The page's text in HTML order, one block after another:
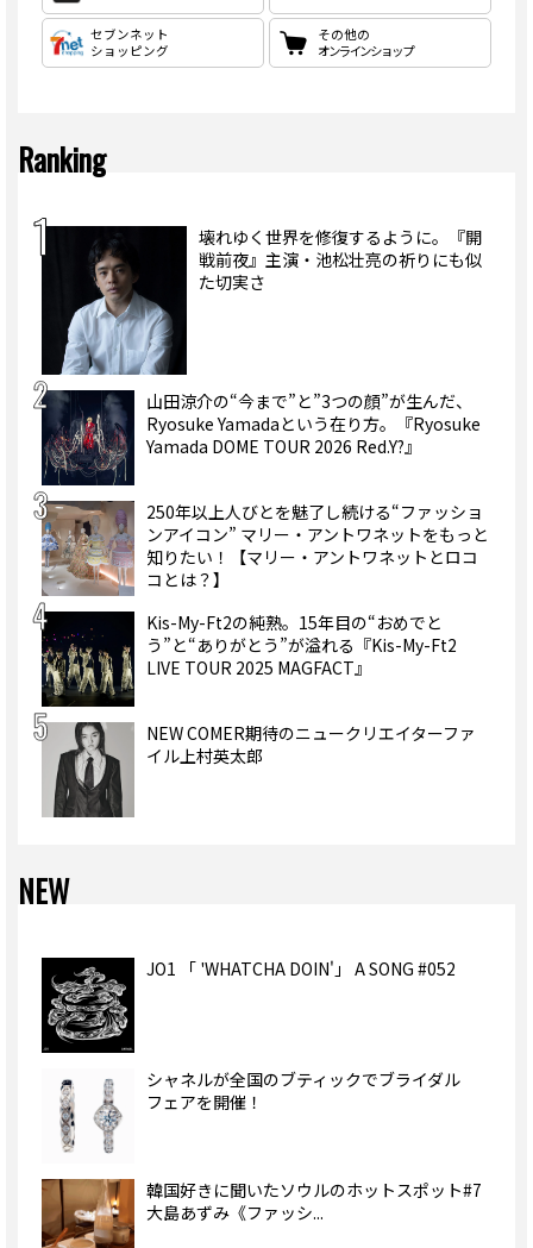
セブンネット
ショッピング
その他の
オンラインショップ
Ranking
壊れゆく世界を修復するように。『開
戦前夜』主演・池松壮亮の祈りにも似
た切実さ
山田涼介の“今まで”と”3つの顔”が生んだ、
Ryosuke Yamadaという在り方。『Ryosuke
Yamada DOME TOUR 2026 Red.Y?』
250年以上人びとを魅了し続ける“ファッショ
ンアイコン” マリー・アントワネットをもっと
知りたい！【マリー・アントワネットとロコ
コとは？】
Kis-My-Ft2の純熟。15年目の“おめでと
う”と“ありがとう”が溢れる『Kis-My-Ft2
LIVE TOUR 2025 MAGFACT』
NEW COMER期待のニュークリエイターファ
イル上村英太郎
NEW
JO1 「 'WHATCHA DOIN'」 A SONG #052
シャネルが全国のブティックでブライダル
フェアを開催！
韓国好きに聞いたソウルのホットスポット#7
大島あずみ《ファッシ...